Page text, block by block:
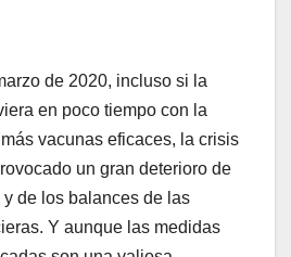
de 2020, incluso si la
en poco tiempo con la
vacunas eficaces, la crisis
un gran deterioro de
de los balances de las
Y aunque las medidas